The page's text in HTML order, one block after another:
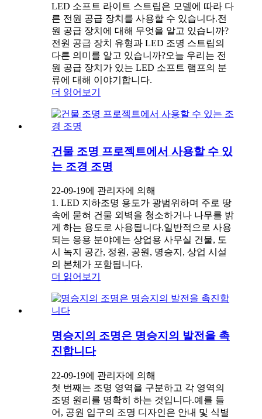
LED 소프트 라이트 스트립은 모델에 따라 다
른 전원 공급 장치를 사용할 수 있습니다.전
원 공급 장치에 대해 무엇을 알고 있습니까?
전원 공급 장치 유형과 LED 조명 스트립의
다른 의미를 알고 있습니까?오늘 우리는 전
원 공급 장치가 있는 LED 소프트 램프의 분
류에 대해 이야기합니다.
더 읽어보기
건물 조명 프로젝트에서 사용할 수 있
는 조경 조명
22-09-19에 관리자에 의해
1. LED 지하조명 용도가 광범위하며 주로 땅
속에 묻혀 건물 외벽을 청소하거나 나무를 밝
게 하는 용도로 사용됩니다.일반적으로 사용
되는 응용 분야에는 상업용 사무실 건물, 도
시 녹지 공간, 정원, 공원, 명승지, 상업 시설
의 본체가 포함됩니다.
더 읽어보기
명승지의 조명은 명승지의 발전을 촉
진합니다
22-09-19에 관리자에 의해
첫 번째는 조명 영역을 구분하고 각 영역의
조명 원리를 명확히 하는 것입니다.예를 들
어, 공원 입구의 조명 디자인은 안내 및 식별